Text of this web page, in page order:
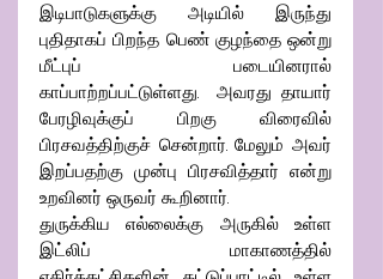
இடிபாடுகளுக்கு அடியில் இருந்து
புதிதாகப் பிறந்த பெண் குழந்தை ஒன்று
மீட்புப் படையினரால்
காப்பாற்றப்பட்டுள்ளது.  அவரது தாயார்
பேரழிவுக்குப் பிறகு விரைவில்
பிரசவத்திற்குச் சென்றார். மேலும் அவர்
இறப்பதற்கு முன்பு பிரசவித்தார் என்று
உறவினர் ஒருவர் கூறினார்.
துருக்கிய எல்லைக்கு அருகில் உள்ள
இட்லிப் மாகாணத்தில்